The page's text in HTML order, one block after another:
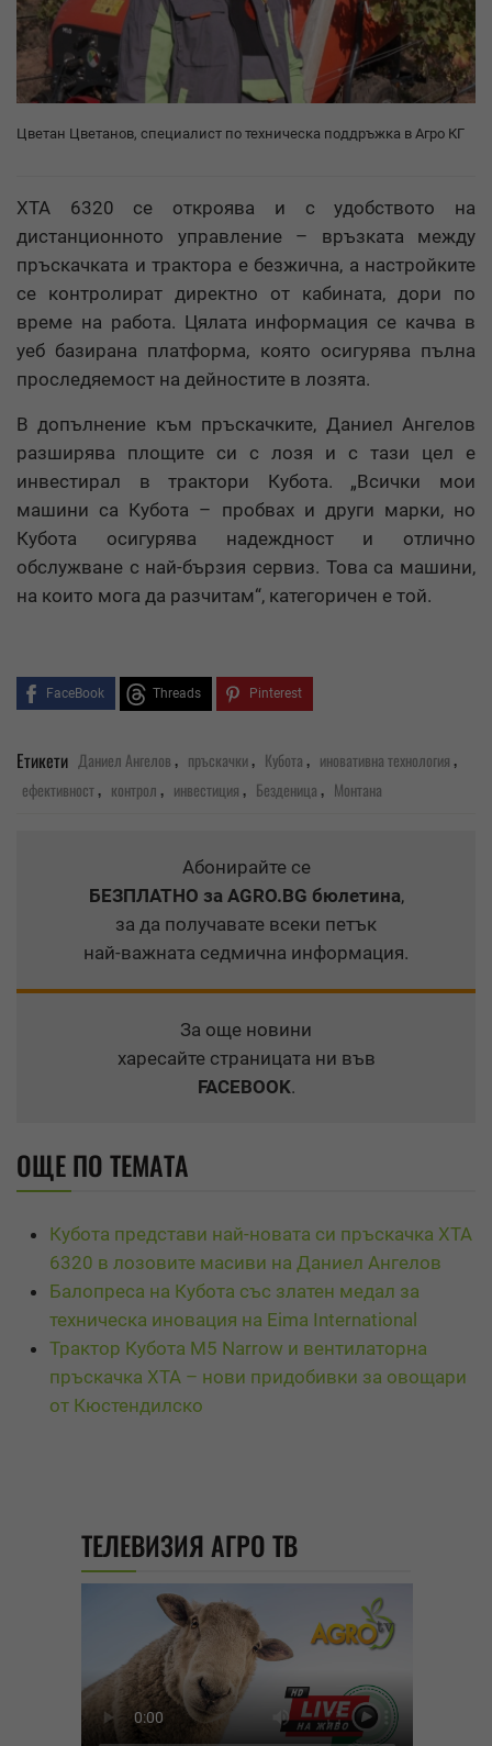
Цветан Цветанов, специалист по техническа поддръжка в Агро КГ
ХТА 6320 се откроява и с удобството на
дистанционното управление – връзката между
пръскачката и трактора е безжична, а настройките
се контролират директно от кабината, дори по
време на работа. Цялата информация се качва в
уеб базирана платформа, която осигурява пълна
проследяемост на дейностите в лозята.
В допълнение към пръскачките, Даниел Ангелов
разширява площите си с лозя и с тази цел е
инвестирал в трактори Кубота. „Всички мои
машини са Кубота – пробвах и други марки, но
Кубота осигурява надеждност и отлично
обслужване с най-бързия сервиз. Това са машини,
на които мога да разчитам“, категоричен е той.
FaceBook Threads Pinterest
Етикети Даниел Ангелов, пръскачки, Кубота, иновативна технология,
ефективност, контрол, инвестиция, Безденица, Монтана
Абонирайте се
БЕЗПЛАТНО за AGRO.BG бюлетина,
за да получавате всеки петък
най-важната седмична информация.
За още новини
харесайте страницата ни във
FACEBOOK.
ОЩЕ ПО ТЕМАТА
Кубота представи най-новата си пръскачка ХТА
6320 в лозовите масиви на Даниел Ангелов
Балопреса на Кубота със златен медал за
техническа иновация на Eima International
Трактор Кубота М5 Narrow и вентилаторна
пръскачка XTA – нови придобивки за овощари
от Кюстендилско
ТЕЛЕВИЗИЯ АГРО ТВ